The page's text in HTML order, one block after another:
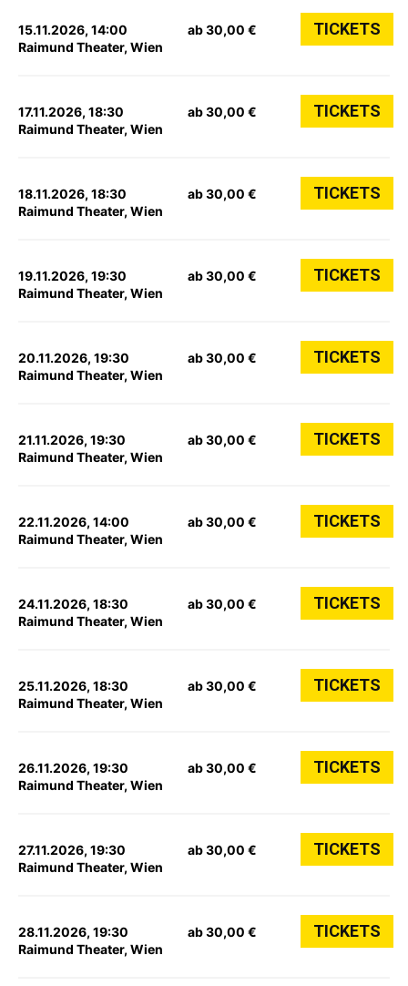
15.11.2026, 14:00
Raimund Theater, Wien
ab 30,00 € TICKETS
17.11.2026, 18:30
Raimund Theater, Wien
ab 30,00 € TICKETS
18.11.2026, 18:30
Raimund Theater, Wien
ab 30,00 € TICKETS
19.11.2026, 19:30
Raimund Theater, Wien
ab 30,00 € TICKETS
20.11.2026, 19:30
Raimund Theater, Wien
ab 30,00 € TICKETS
21.11.2026, 19:30
Raimund Theater, Wien
ab 30,00 € TICKETS
22.11.2026, 14:00
Raimund Theater, Wien
ab 30,00 € TICKETS
24.11.2026, 18:30
Raimund Theater, Wien
ab 30,00 € TICKETS
25.11.2026, 18:30
Raimund Theater, Wien
ab 30,00 € TICKETS
26.11.2026, 19:30
Raimund Theater, Wien
ab 30,00 € TICKETS
27.11.2026, 19:30
Raimund Theater, Wien
ab 30,00 € TICKETS
28.11.2026, 19:30
Raimund Theater, Wien
ab 30,00 € TICKETS